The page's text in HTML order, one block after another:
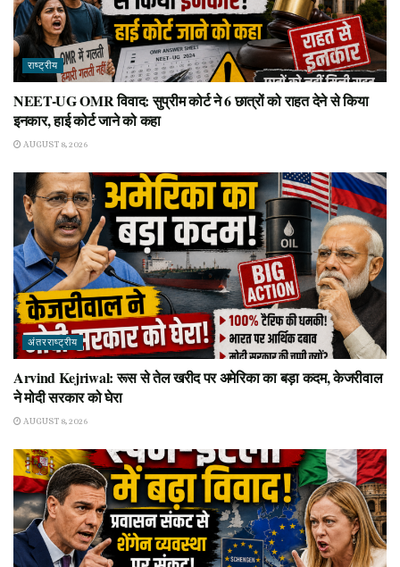
राष्ट्रीय
NEET-UG OMR विवाद: सुप्रीम कोर्ट ने 6 छात्रों को राहत देने से किया
इनकार, हाई कोर्ट जाने को कहा
AUGUST 8, 2026
अंतरराष्ट्रीय
Arvind Kejriwal: रूस से तेल खरीद पर अमेरिका का बड़ा कदम, केजरीवाल
ने मोदी सरकार को घेरा
AUGUST 8, 2026